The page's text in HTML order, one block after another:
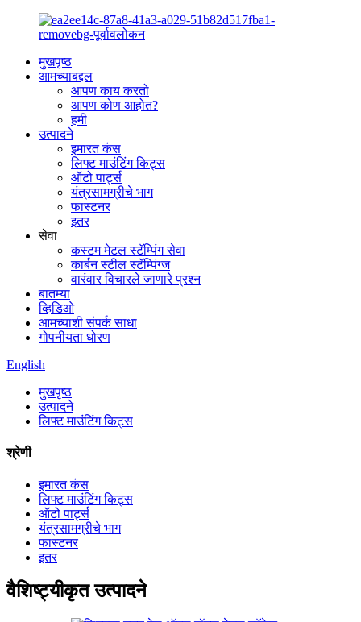
मुखपृष्ठ
आमच्याबद्दल
आपण काय करतो
आपण कोण आहोत?
हमी
उत्पादने
इमारत कंस
लिफ्ट माउंटिंग किट्स
ऑटो पार्ट्स
यंत्रसामग्रीचे भाग
फास्टनर
इतर
सेवा
कस्टम मेटल स्टॅम्पिंग सेवा
कार्बन स्टील स्टॅम्पिंग्ज
वारंवार विचारले जाणारे प्रश्न
बातम्या
व्हिडिओ
आमच्याशी संपर्क साधा
गोपनीयता धोरण
English
मुखपृष्ठ
उत्पादने
लिफ्ट माउंटिंग किट्स
श्रेणी
इमारत कंस
लिफ्ट माउंटिंग किट्स
ऑटो पार्ट्स
यंत्रसामग्रीचे भाग
फास्टनर
इतर
वैशिष्ट्यीकृत उत्पादने